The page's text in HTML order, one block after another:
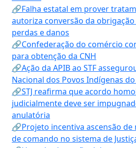
🔗Falha estatal em prover
autoriza conversão da
perdas e danos
🔗Confederação do comércio
para obtenção da CNH
🔗Ação da APIB ao STF
Nacional dos Povos Indígenas
🔗STJ reafirma que acordo
judicialmente deve ser
anulatória
🔗Projeto incentiva ascensão de
de comando no sistema de